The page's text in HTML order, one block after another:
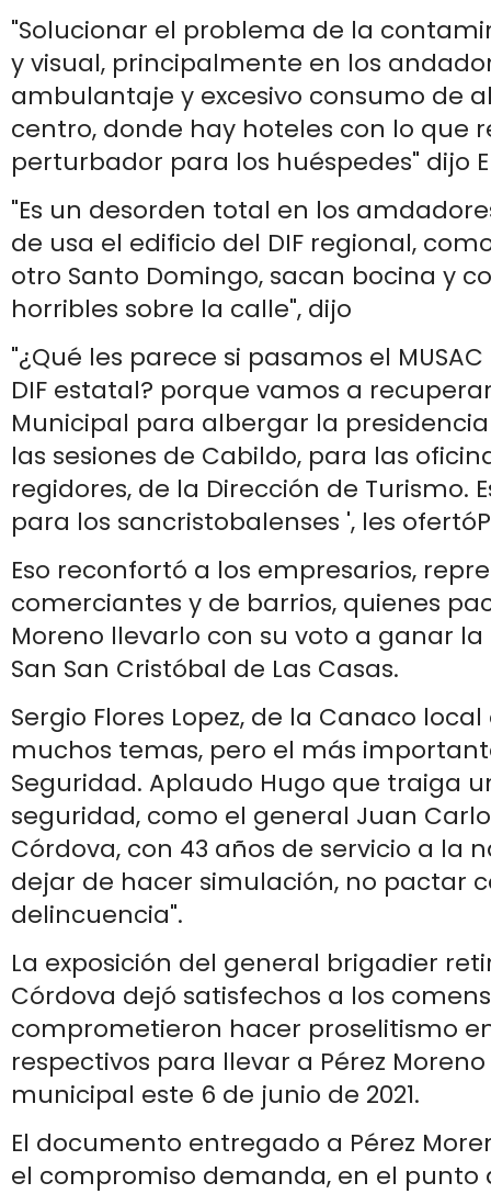
"Solucionar el problema de la
y visual, principalmente en los
ambulantaje y excesivo consumo de
centro, donde hay hoteles con lo que
perturbador para los huéspedes" dijo
"Es un desorden total en los
de usa el edificio del DIF regional,
otro Santo Domingo, sacan bocina y
horribles sobre la calle", dijo
"¿Qué les parece si pasamos el
DIF estatal? porque vamos a
Municipal para albergar la
las sesiones de Cabildo, para las
regidores, de la Dirección de Turismo.
para los sancristobalenses ', les
Eso reconfortó a los empresarios,
comerciantes y de barrios, quienes
Moreno llevarlo con su voto a ganar
San San Cristóbal de Las Casas.
Sergio Flores Lopez, de la Canaco
muchos temas, pero el más
Seguridad. Aplaudo Hugo que traiga
seguridad, como el general Juan
Córdova, con 43 años de servicio a la
dejar de hacer simulación, no pactar
delincuencia".
La exposición del general brigadier
Córdova dejó satisfechos a los
comprometieron hacer proselitismo
respectivos para llevar a Pérez
municipal este 6 de junio de 2021.
El documento entregado a Pérez
el compromiso demanda, en el punto